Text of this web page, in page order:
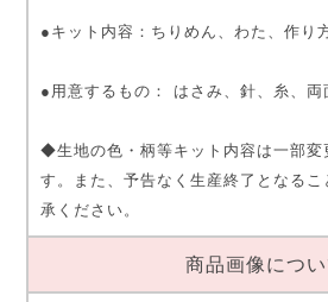
●キット内容：ちりめん、わた、作り
●用意するもの： はさみ、針、糸、両
◆生地の色・柄等キット内容は一部変
す。また、予告なく生産終了となるこ
承ください。
商品画像につい